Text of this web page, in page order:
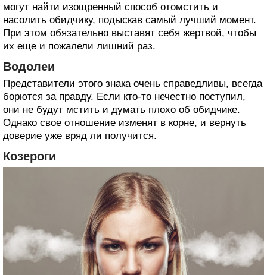
могут найти изощренный способ отомстить и
насолить обидчику, подыскав самый лучший момент.
При этом обязательно выставят себя жертвой, чтобы
их еще и пожалели лишний раз.
Водолеи
Представители этого знака очень справедливы, всегда
борются за правду. Если кто-то нечестно поступил,
они не будут мстить и думать плохо об обидчике.
Однако свое отношение изменят в корне, и вернуть
доверие уже вряд ли получится.
Козероги